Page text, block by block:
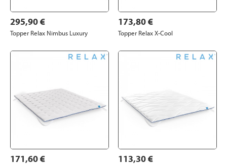
295,90 €
Topper Relax Nimbus Luxury
173,80 €
Topper Relax X-Cool
171,60 € 113,30 €